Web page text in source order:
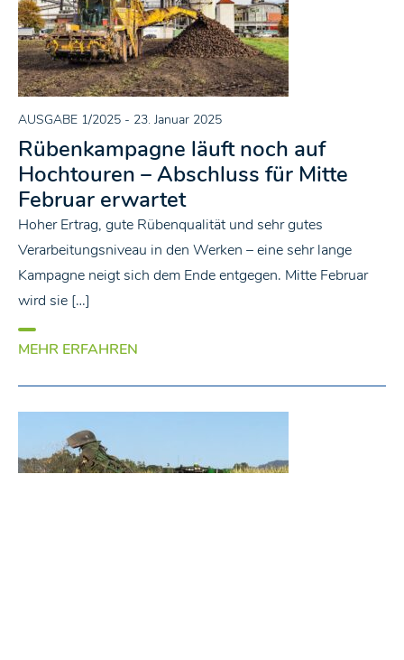
AUSGABE 1/2025 - 23. Januar 2025
Rübenkampagne läuft noch auf
Hochtouren – Abschluss für Mitte
Februar erwartet
Hoher Ertrag, gute Rübenqualität und sehr gutes
Verarbeitungsniveau in den Werken – eine sehr lange
Kampagne neigt sich dem Ende entgegen. Mitte Februar
wird sie […]
MEHR ERFAHREN